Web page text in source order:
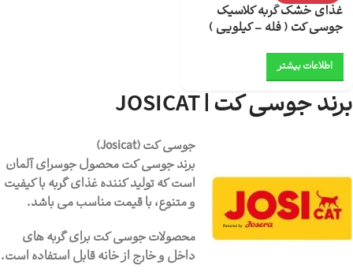
غذای خشک گربه کلاسیک
جوسی کت ( فله – کیلویی )
اطلاعات بیشتر
برند جوسی کت | JOSICAT
جوسی کت (Josicat)
برند جوسی کت محصول جوسرای آلمان
است که تولید کننده غذای گربه با کیفیت
و متنوع، با قیمت مناسب می باشد.
محصولات جوسی کت برای گربه های
داخل و خارج از خانه قابل استفاده است.